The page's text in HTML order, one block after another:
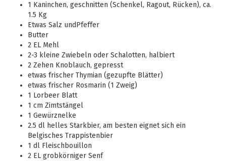
1 Kaninchen, geschnitten (Schenkel, Ragout, Rücken), ca.
1.5 Kg
Etwas Salz undPfeffer
Butter
2 EL Mehl
2-3 kleine Zwiebeln oder Schalotten, halbiert
2 Zehen Knoblauch, gepresst
etwas frischer Thymian (gezupfte Blätter)
etwas frischer Rosmarin (1 Zweig)
1 Lorbeer Blatt
1 cm Zimtstängel
1 Gewürznelke
2.5 dl helles Starkbier, am besten eignet sich ein
Belgisches Trappistenbier
1 dl Fleischbouillon
2 EL grobkörniger Senf